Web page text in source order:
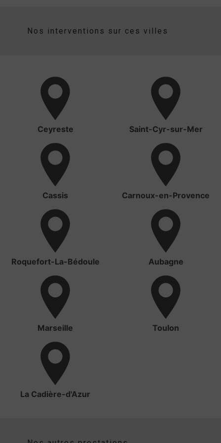
Nos interventions sur ces villes
Ceyreste Saint-Cyr-sur-Mer
Cassis Carnoux-en-Provence
Roquefort-La-Bédoule Aubagne
Marseille Toulon
La Cadière-d'Azur